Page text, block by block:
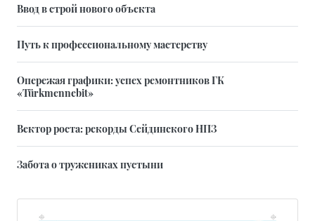
Ввод в строй нового объекта
Путь к профессиональному мастерству
Опережая графики: успех ремонтников ГК
«Türkmennebit»
Вектор роста: рекорды Сейдинского НПЗ
Забота о тружениках пустыни